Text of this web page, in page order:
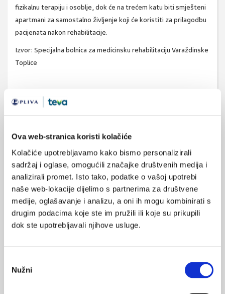
Ova web-stranica koristi kolačiće
Kolačiće upotrebljavamo kako bismo personalizirali
sadržaj i oglase, omogućili značajke društvenih medija i
analizirali promet. Isto tako, podatke o vašoj upotrebi
naše web-lokacije dijelimo s partnerima za društvene
medije, oglašavanje i analizu, a oni ih mogu kombinirati s
drugim podacima koje ste im pružili ili koje su prikupili
dok ste upotrebljavali njihove usluge.
pristanka
Nužni
fizikalnu terapiju i osoblje, dok će na trećem katu biti smješteni
apartmani za samostalno življenje koji će koristiti za prilagodbu
pacijenata nakon rehabilitacije.
Izvor: Specijalna bolnica za medicinsku rehabilitaciju Varaždinske
Toplice
NA VRH